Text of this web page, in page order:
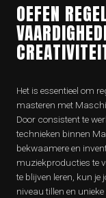
OEFEN
Het is essentieel om
masteren met
Door consistent te
technieken binnen
bekwaamere en
muziekproducties te
te blijven leren, kun
niveau tillen en